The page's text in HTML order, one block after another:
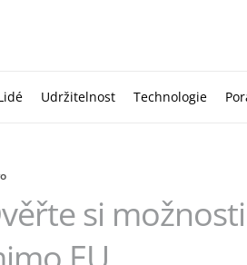
Udržitelnost Technologie
si